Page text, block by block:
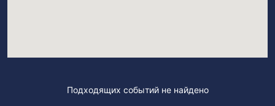
Подходящих событий не найдено